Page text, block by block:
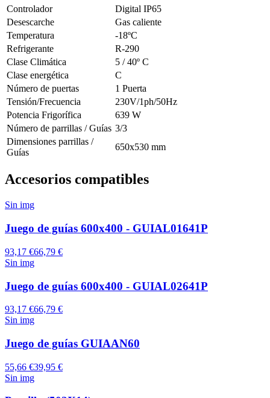
Controlador
Digital IP65
Desescarche
Gas caliente
Temperatura
-18ºC
Refrigerante
R-290
Clase Climática
5 / 40º C
Clase energética
C
Número de puertas
1 Puerta
Tensión/Frecuencia
230V/1ph/50Hz
Potencia Frigorífica
639 W
Número de parrillas / Guías 3/3
Dimensiones parrillas /
Guías
650x530 mm
Accesorios compatibles
Sin img
Juego de guías 600x400 - GUIAL01641P
93,17 €66,79 €
Sin img
Juego de guías 600x400 - GUIAL02641P
93,17 €66,79 €
Sin img
Juego de guías GUIAAN60
55,66 €39,95 €
Sin img